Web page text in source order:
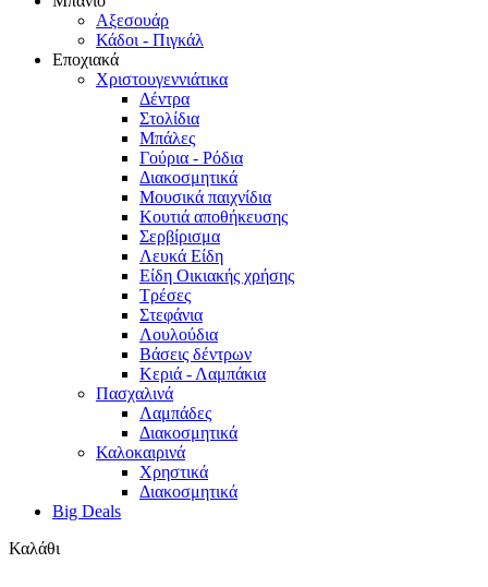
Αξεσουάρ
Κάδοι - Πιγκάλ
Εποχιακά
Χριστουγεννιάτικα
Δέντρα
Στολίδια
Μπάλες
Γούρια - Ρόδια
Διακοσμητικά
Μουσικά παιχνίδια
Κουτιά αποθήκευσης
Σερβίρισμα
Λευκά Είδη
Είδη Οικιακής χρήσης
Τρέσες
Στεφάνια
Λουλούδια
Βάσεις δέντρων
Κεριά - Λαμπάκια
Πασχαλινά
Λαμπάδες
Διακοσμητικά
Καλοκαιρινά
Χρηστικά
Διακοσμητικά
Big Deals
Καλάθι